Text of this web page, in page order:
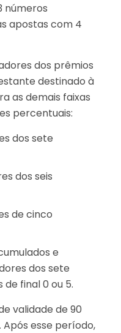
números
apostas com 4
dos prêmios
destinado à
as demais faixas
percentuais:
dos sete
dos seis
de cinco
e
dos sete
final 0 ou 5.
validade de 90
esse período,